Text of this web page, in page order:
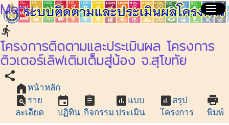
menu
Menu
directions_run
โครงการติดตามและประเมินผล โครงการ
ติวเตอร์เลิฟเติมเต็มสู่น้อง จ.สุโขทัย
share
home หน้าหลัก
find_in_page ราย
ละเอียด
event
ปฏิทิน
assignment
กิจกรรม
assessment แบบ
ประเมิน
assessment สรุป
โครงการ
print
พิมพ์